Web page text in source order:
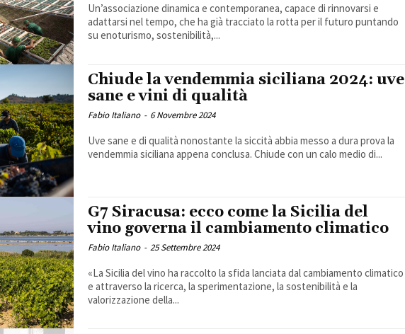
Un’associazione dinamica e contemporanea, capace di rinnovarsi e
adattarsi nel tempo, che ha già tracciato la rotta per il futuro puntando
su enoturismo, sostenibilità,...
Chiude la vendemmia siciliana 2024: uve
sane e vini di qualità
Fabio Italiano - 6 Novembre 2024
Uve sane e di qualità nonostante la siccità abbia messo a dura prova la
vendemmia siciliana appena conclusa. Chiude con un calo medio di...
G7 Siracusa: ecco come la Sicilia del
vino governa il cambiamento climatico
Fabio Italiano - 25 Settembre 2024
«La Sicilia del vino ha raccolto la sfida lanciata dal cambiamento climatico
e attraverso la ricerca, la sperimentazione, la sostenibilità e la
valorizzazione della...